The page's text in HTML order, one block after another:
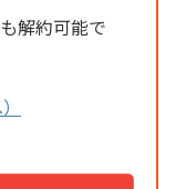
解約可能で